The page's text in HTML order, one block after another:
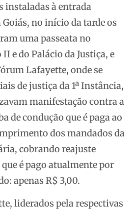
instaladas à entrada
no início da tarde os
uma passeata no
e do Palácio da Justiça, e
Lafayette, onde se
de justiça da 1ª Instância,
manifestação contra a
de condução que é paga ao
dos mandados da
cobrando reajuste
é pago atualmente por
apenas R$ 3,00.
liderados pela respectivas